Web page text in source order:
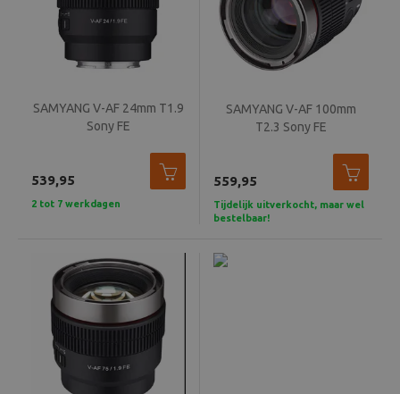
SAMYANG V-AF 24mm T1.9
Sony FE
539,95
2 tot 7 werkdagen
SAMYANG V-AF 100mm
T2.3 Sony FE
559,95
Tijdelijk uitverkocht, maar wel
bestelbaar!